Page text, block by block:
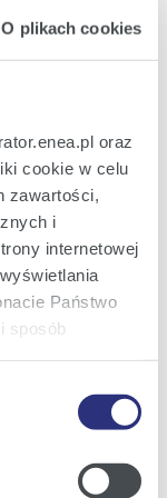
O plikach cookies
oraz
cookie w celu
zawartości,
i
internetowej
Państwo
sposób
Polityce
i